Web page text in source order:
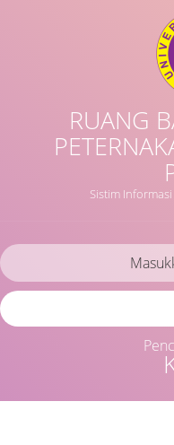
RUANG
Sistim